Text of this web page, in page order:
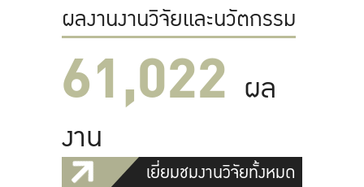
ผลงานงานวิจัยและนวัตกรรม
61,022 ผล
งาน
เยี่ยมชมงานวิจัยทั้งหมด